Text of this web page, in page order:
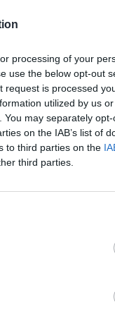
processing of your
use the below opt-out
request is processed
utilized by us
may separately
on the IAB’s list of
to third parties on the
third parties.
il
già
le